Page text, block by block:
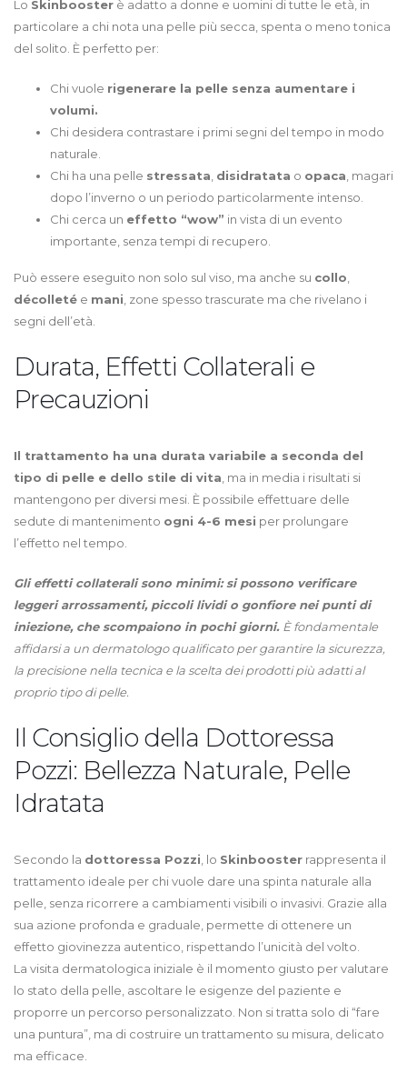
Lo Skinbooster è adatto a donne e uomini di tutte le età, in
particolare a chi nota una pelle più secca, spenta o meno tonica
del solito. È perfetto per:
Chi vuole rigenerare la pelle senza aumentare i
volumi.
Chi desidera contrastare i primi segni del tempo in modo
naturale.
Chi ha una pelle stressata disidratata o opaca , magari
dopo l’inverno o un periodo particolarmente intenso.
Chi cerca un effetto “wow” in vista di un evento
importante, senza tempi di recupero.
Può essere eseguito non solo sul viso, ma anche su collo
décolleté e mani , zone spesso trascurate ma che rivelano i
segni dell’età.
Durata, Effetti Collaterali e
Precauzioni
Il trattamento ha una durata variabile a seconda del
tipo di pelle e dello stile di vita , ma in media i risultati si
mantengono per diversi mesi. È possibile effettuare delle
sedute di mantenimento ogni 4-6 mesi per prolungare
l’effetto nel tempo.
Gli effetti collaterali sono minimi: si possono verificare
leggeri arrossamenti, piccoli lividi o gonfiore nei punti di
iniezione, che scompaiono in pochi giorni. È fondamentale
affidarsi a un dermatologo qualificato per garantire la sicurezza,
la precisione nella tecnica e la scelta dei prodotti più adatti al
proprio tipo di pelle.
Il Consiglio della Dottoressa
Pozzi: Bellezza Naturale, Pelle
Idratata
Secondo la dottoressa Pozzi , lo Skinbooster rappresenta il
trattamento ideale per chi vuole dare una spinta naturale alla
pelle, senza ricorrere a cambiamenti visibili o invasivi. Grazie alla
sua azione profonda e graduale, permette di ottenere un
effetto giovinezza autentico, rispettando l’unicità del volto.
La visita dermatologica iniziale è il momento giusto per valutare
lo stato della pelle, ascoltare le esigenze del paziente e
proporre un percorso personalizzato. Non si tratta solo di “fare
una puntura”, ma di costruire un trattamento su misura, delicato
ma efficace.